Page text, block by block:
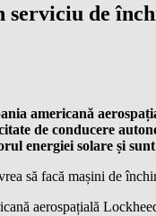
serviciu de
americană
de conducere
energiei solare și
să facă mașini de
aerospațială